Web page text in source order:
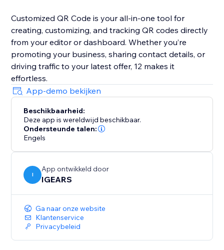
Customized QR Code is your all-in-one tool for
creating, customizing, and tracking QR codes directly
from your editor or dashboard. Whether you’re
promoting your business, sharing contact details, or
driving traffic to your latest offer, 12 makes it
effortless.
App-demo bekijken
Beschikbaarheid:
Deze app is wereldwijd beschikbaar.
Ondersteunde talen:
Engels
I
App ontwikkeld door
IGEARS
Ga naar onze website
Klantenservice
Privacybeleid